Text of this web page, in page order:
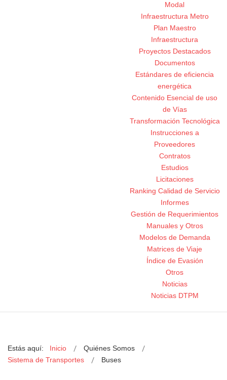
Modal
Infraestructura Metro
Plan Maestro
Infraestructura
Proyectos Destacados
Documentos
Estándares de eficiencia
energética
Contenido Esencial de uso
de Vías
Transformación Tecnológica
Instrucciones a
Proveedores
Contratos
Estudios
Licitaciones
Ranking Calidad de Servicio
Informes
Gestión de Requerimientos
Manuales y Otros
Modelos de Demanda
Matrices de Viaje
Índice de Evasión
Otros
Noticias
Noticias DTPM
Estás aquí: Inicio
Quiénes Somos
Sistema de Transportes
Buses